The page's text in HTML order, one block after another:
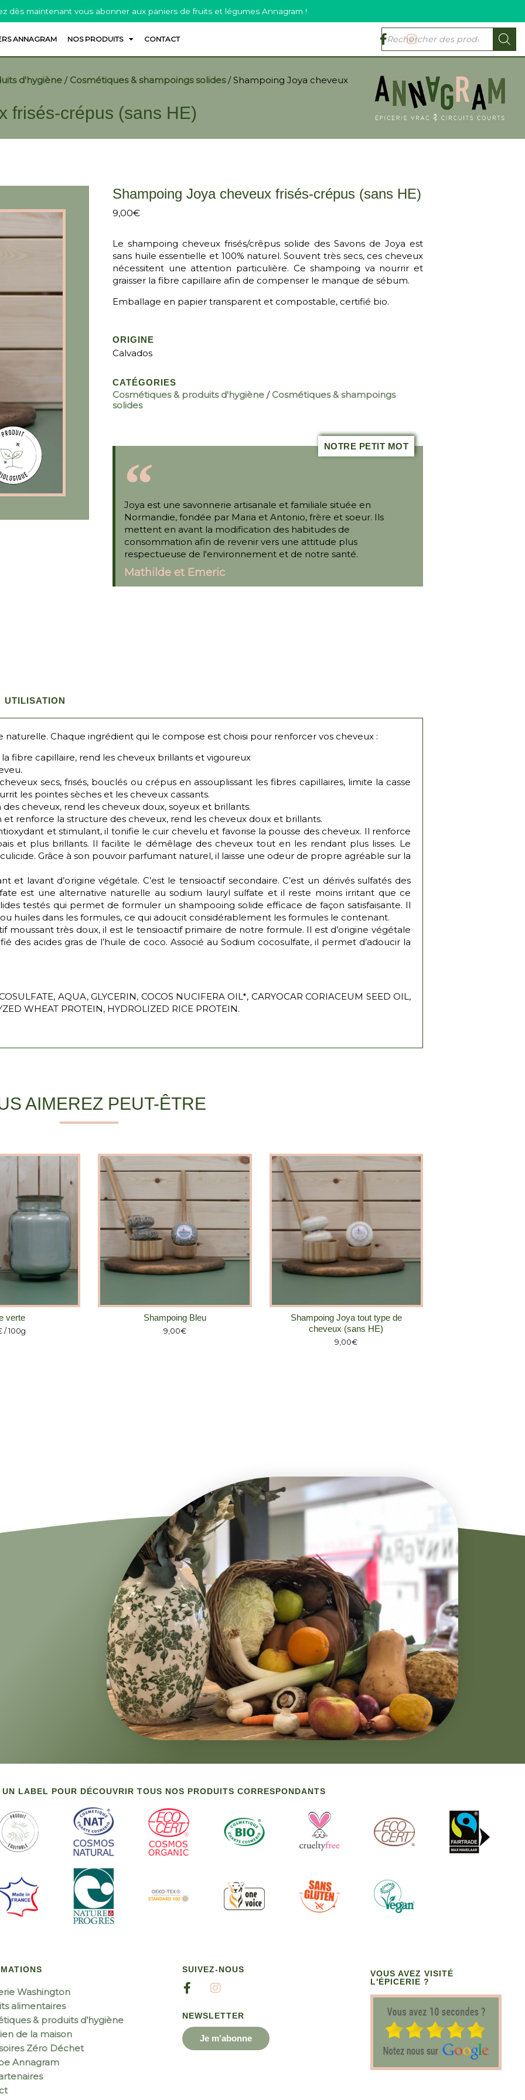
ANNAGRAM NOS PRODUITS CONTACT
d'hygiène/ Cosmétiques & shampoings solides/Shampoing Joya cheveux
frisés-crépus (sans HE)
Shampoing Joya cheveux frisés-crépus (sans HE)
9,00€
Le shampoing cheveux frisés/crêpus solide des Savons de Joya est
sans huile essentielle et 100% naturel. Souvent très secs, ces cheveux
nécessitent une attention particulière. Ce shampoing va nourrir et
graisser la fibre capillaire afin de compenser le manque de sébum.
Emballage en papier transparent et compostable, certifié bio.
ORIGINE
Calvados
CATÉGORIES
Cosmétiques & produits d'hygiène / Cosmétiques & shampoings
solides
Joya est une savonnerie artisanale et familiale située en
Normandie, fondée par Maria et Antonio, frère et soeur. Ils
mettent en avant la modification des habitudes de
consommation afin de revenir vers une attitude plus
respectueuse de l'environnement et de notre santé.
Mathilde et Emeric
NOTRE PETIT MOT
UTILISATION
naturelle. Chaque ingrédient qui le compose est choisi pour renforcer vos cheveux :
fibre capillaire, rend les cheveux brillants et vigoureux
secs, frisés, bouclés ou crépus en assouplissant les fibres capillaires, limite la casse
les pointes sèches et les cheveux cassants.
cheveux, rend les cheveux doux, soyeux et brillants.
renforce la structure des cheveux, rend les cheveux doux et brillants.
et stimulant, il tonifie le cuir chevelu et favorise la pousse des cheveux. Il renforce
et plus brillants. Il facilite le démêlage des cheveux tout en les rendant plus lisses. Le
Grâce à son pouvoir parfumant naturel, il laisse une odeur de propre agréable sur la
et lavant d’origine végétale. C’est le tensioactif secondaire. C’est un dérivés sulfatés des
est une alternative naturelle au sodium lauryl sulfate et il reste moins irritant que ce
testés qui permet de formuler un shampooing solide efficace de façon satisfaisante. Il
huiles dans les formules, ce qui adoucit considérablement les formules le contenant.
moussant très doux, il est le tensioactif primaire de notre formule. Il est d’origine végétale
des acides gras de l’huile de coco. Associé au Sodium cocosulfate, il permet d’adoucir la
AQUA, GLYCERIN, COCOS NUCIFERA OIL*, CARYOCAR CORIACEUM SEED OIL,
WHEAT PROTEIN, HYDROLIZED RICE PROTEIN.
AIMEREZ PEUT-ÊTRE
verte
/ 100g
Shampoing Bleu
9,00€
Shampoing Joya tout type de
cheveux (sans HE)
9,00€
LABEL POUR DÉCOUVRIR TOUS NOS PRODUITS CORRESPONDANTS
Washington
alimentaires
& produits d’hygiène
de la maison
Zéro Déchet
Annagram
SUIVEZ-NOUS
NEWSLETTER
Je m'abonne
VOUS AVEZ VISITÉ
L'ÉPICERIE ?
dès maintenant vous abonner aux paniers de fruits et légumes Annagram !